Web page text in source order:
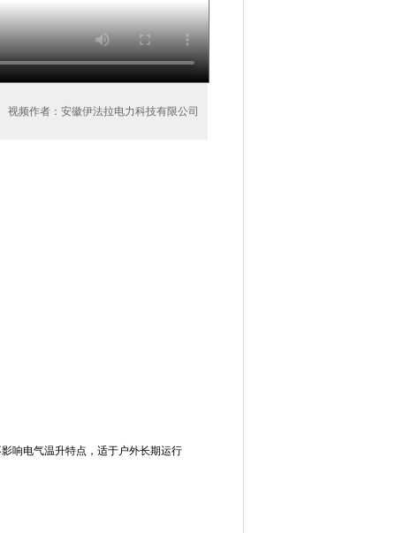
视频作者：安徽伊法拉电力科技有限公司
响电气温升特点，适于户外长期运行